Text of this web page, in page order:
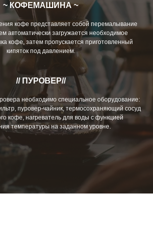
~ КОФЕМАШИНА ~
кофе представляет собой перемалывание
автоматически загружается необходимое
кофе, затем пропускается приготовленный
кипяток под давлением.
// ПУРОВЕР//
необходимо специальное оборудование:
пуровер-чайник, термосохраняющий сосуд
кофе, нагреватель для воды с функцией
температуры на заданном уровне.